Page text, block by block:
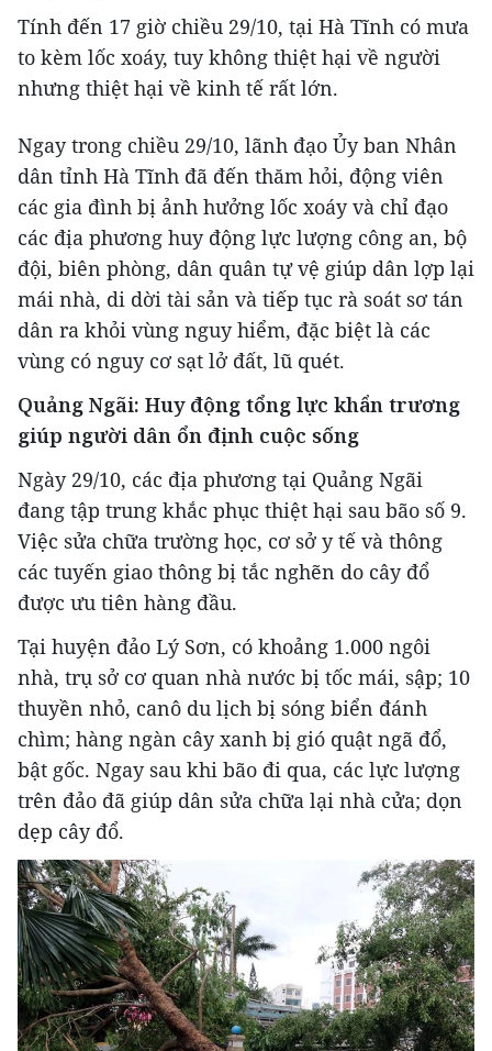
Tính đến 17 giờ chiều 29/10, tại Hà Tĩnh có mưa
to kèm lốc xoáy, tuy không thiệt hại về người
nhưng thiệt hại về kinh tế rất lớn.
Ngay trong chiều 29/10, lãnh đạo Ủy ban Nhân
dân tỉnh Hà Tĩnh đã đến thăm hỏi, động viên
các gia đình bị ảnh hưởng lốc xoáy và chỉ đạo
các địa phương huy động lực lượng công an, bộ
đội, biên phòng, dân quân tự vệ giúp dân lợp lại
mái nhà, di dời tài sản và tiếp tục rà soát sơ tán
dân ra khỏi vùng nguy hiểm, đặc biệt là các
vùng có nguy cơ sạt lở đất, lũ quét.
Quảng Ngãi: Huy động tổng lực khẩn trương
giúp người dân ổn định cuộc sống
Ngày 29/10, các địa phương tại Quảng Ngãi
đang tập trung khắc phục thiệt hại sau bão số 9.
Việc sửa chữa trường học, cơ sở y tế và thông
các tuyến giao thông bị tắc nghẽn do cây đổ
được ưu tiên hàng đầu.
Tại huyện đảo Lý Sơn, có khoảng 1.000 ngôi
nhà, trụ sở cơ quan nhà nước bị tốc mái, sập; 10
thuyền nhỏ, canô du lịch bị sóng biển đánh
chìm; hàng ngàn cây xanh bị gió quật ngã đổ,
bật gốc. Ngay sau khi bão đi qua, các lực lượng
trên đảo đã giúp dân sửa chữa lại nhà cửa; dọn
dẹp cây đổ.